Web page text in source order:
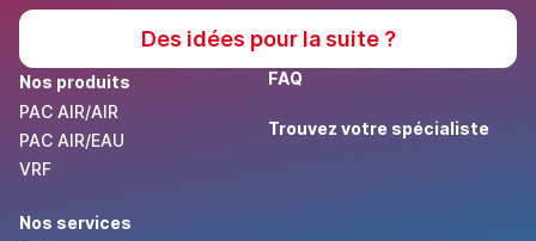
Des idées pour la suite ?
Nos produits
PAC AIR/AIR
PAC AIR/EAU
VRF
Nos services
FAQ
Trouvez votre spécialiste